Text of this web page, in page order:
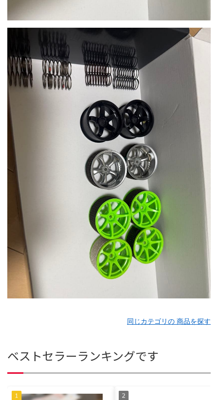
同じカテゴリの 商品を探す
ベストセラーランキングです